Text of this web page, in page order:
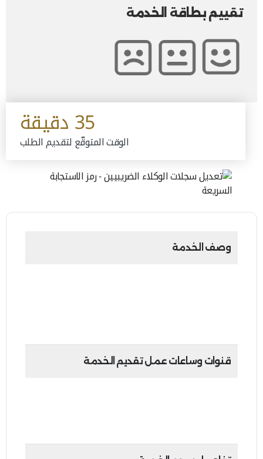
تقييم بطاقة الخدمة
35 دقيقة
الوقت المتوقّع لتقديم الطلب
وصف الخدمة
قنوات وساعات عمل تقديم الخدمة